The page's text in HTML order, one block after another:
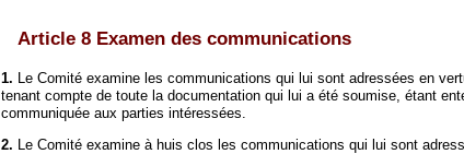
Article 8 Examen des communications
1. Le Comité examine les communications qui lui sont adressées en
tenant compte de toute la documentation qui lui a été soumise, étant
communiquée aux parties intéressées.
2. Le Comité examine à huis clos les communications qui lui sont